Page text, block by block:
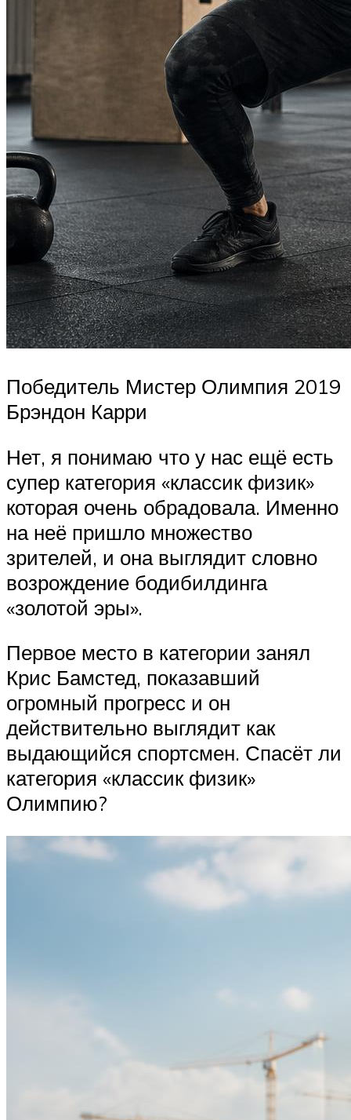
Победитель Мистер Олимпия 2019
Брэндон Карри
Нет, я понимаю что у нас ещё есть
супер категория «классик физик»
которая очень обрадовала. Именно
на неё пришло множество
зрителей, и она выглядит словно
возрождение бодибилдинга
«золотой эры».
Первое место в категории занял
Крис Бамстед, показавший
огромный прогресс и он
действительно выглядит как
выдающийся спортсмен. Спасёт ли
категория «классик физик»
Олимпию?